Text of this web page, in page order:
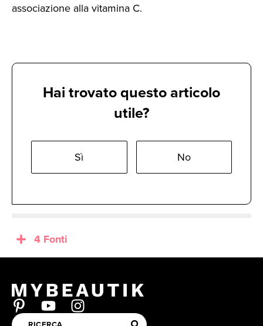
associazione alla vitamina C.
Hai trovato questo articolo
utile?
Sì No
4 Fonti